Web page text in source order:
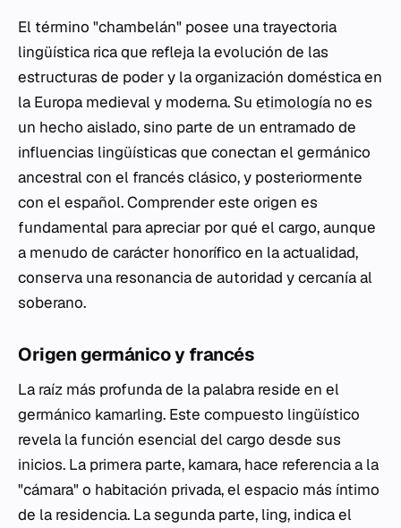
El término "chambelán" posee una trayectoria
lingüística rica que refleja la evolución de las
estructuras de poder y la organización doméstica en
la Europa medieval y moderna. Su etimología no es
un hecho aislado, sino parte de un entramado de
influencias lingüísticas que conectan el germánico
ancestral con el francés clásico, y posteriormente
con el español. Comprender este origen es
fundamental para apreciar por qué el cargo, aunque
a menudo de carácter honorífico en la actualidad,
conserva una resonancia de autoridad y cercanía al
soberano.
Origen germánico y francés
La raíz más profunda de la palabra reside en el
germánico kamarling. Este compuesto lingüístico
revela la función esencial del cargo desde sus
inicios. La primera parte, kamara, hace referencia a la
"cámara" o habitación privada, el espacio más íntimo
de la residencia. La segunda parte, ling, indica el